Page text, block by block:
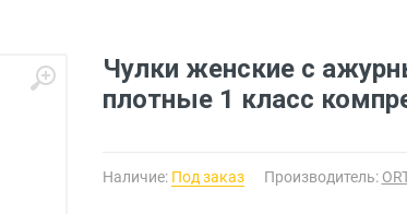
Чулки женские с
плотные 1 класс
Наличие: Под заказ Производитель: